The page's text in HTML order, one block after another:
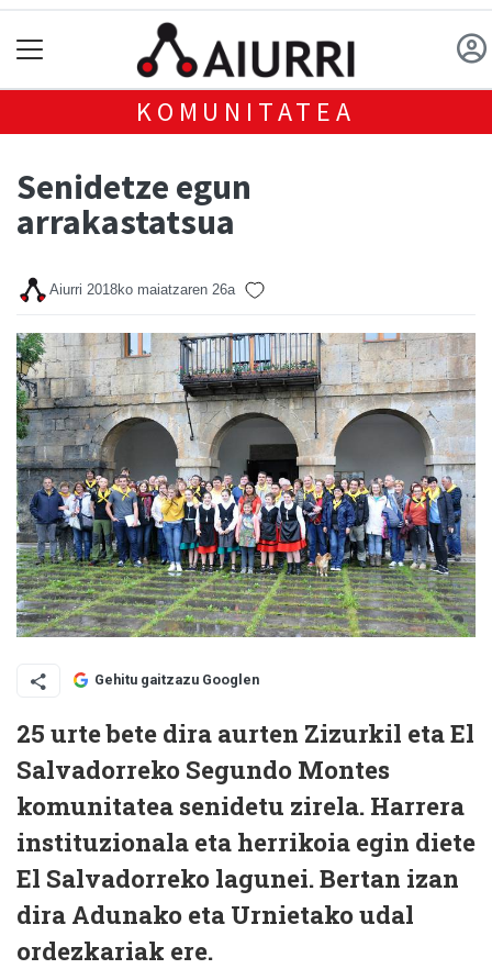
KOMUNITATEA
Senidetze egun
arrakastatsua
Aiurri 2018ko maiatzaren 26a
Gehitu gaitzazu Googlen
25 urte bete dira aurten Zizurkil eta El
Salvadorreko Segundo Montes
komunitatea senidetu zirela. Harrera
instituzionala eta herrikoia egin diete
El Salvadorreko lagunei. Bertan izan
dira Adunako eta Urnietako udal
ordezkariak ere.